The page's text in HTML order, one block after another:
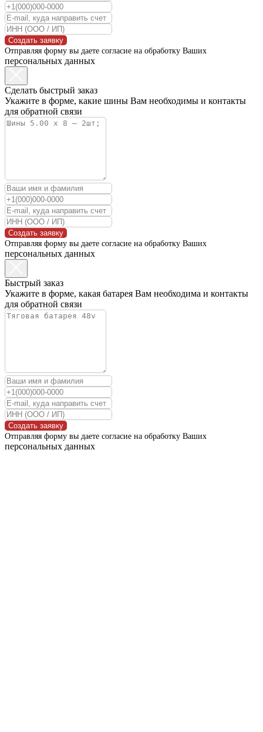
Создать заявку
Отправляя форму вы даете согласие на обработку Ваших
персональных данных
Сделать быстрый заказ
Укажите в форме, какие шины Вам необходимы и контакты
для обратной связи
Создать заявку
Отправляя форму вы даете согласие на обработку Ваших
персональных данных
Быстрый заказ
Укажите в форме, какая батарея Вам необходима и контакты
для обратной связи
Создать заявку
Отправляя форму вы даете согласие на обработку Ваших
персональных данных